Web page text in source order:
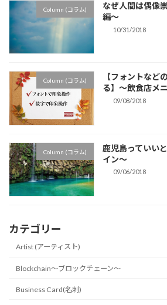
Column (コラム)
なぜ人間は偶像
編〜
10/31/2018
Column (コラム)
【フォントなど
る】〜飲食店メ
09/08/2018
Column (コラム)
鹿児島っていい
イン〜
09/06/2018
カテゴリー
Artist (アーティスト)
Blockchain〜ブロックチェーン〜
Business Card(名刺)